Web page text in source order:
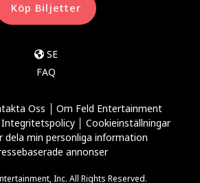
Köp Biljetter
SE
FAQ
Oss
Om Feld Entertainment
Integritetspolicy
Cookieinställningar
dela min personliga information
annonser
Inc. All Rights Reserved.